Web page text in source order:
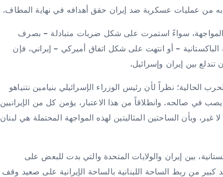
به من عمليات عسكرية ضد إيران حقق أهدافه في نهاية المطاف.
المواجهة، سواءً استمرت على شكل ضربات متبادلة – بصرف
– أو انتهت على شكل اتفاق أميركي – إيراني، فإن
بين إيران وإسرائيل.
نظراً لأن رئيس الوزراء الإسرائيلي بنيامين نتنياهو
في صالحه. وانطلاقاً من هذا الاعتبار، يؤمن كل من الإيرانيين
وبأن الساحتين المثاليتين لهذه المواجهة المحتملة هي لبنان
بين إيران والولايات المتحدة والتي بدت للبعض على
من ربط الساحة اللبنانية بالساحة الإيرانية على صعيد وقف